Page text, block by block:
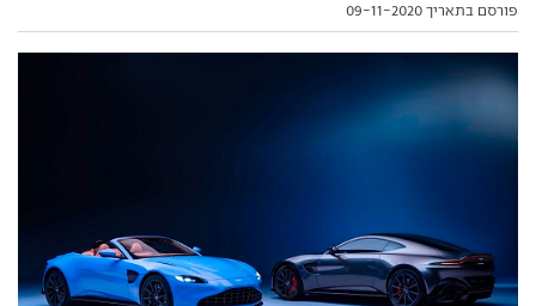
פורסם בתאריך 09-11-2020